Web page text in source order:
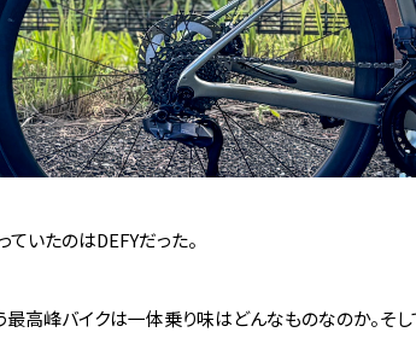
いたのはDEFYだった。
最高峰バイクは一体乗り味はどんなものなのか。そ